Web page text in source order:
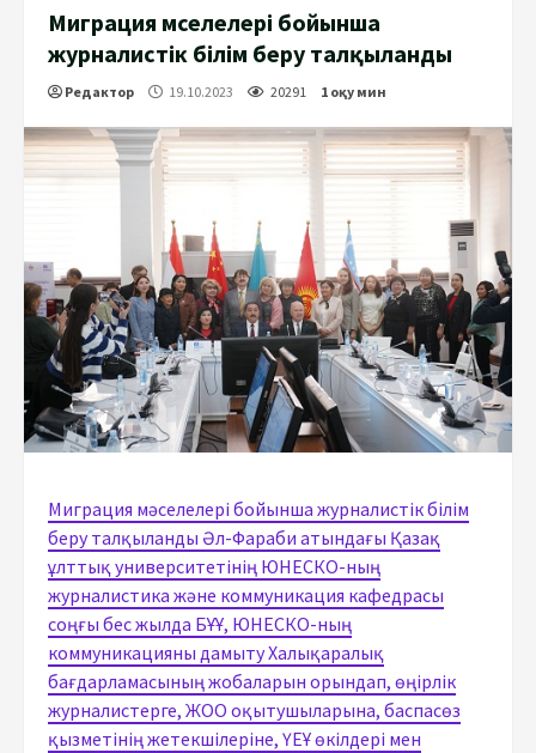
Миграция мәселелері бойынша
журналистік білім беру талқыланды
Редактор 19.10.2023 20291 1 оқу мин
Миграция мәселелері бойынша журналистік білім
беру талқыланды Әл-Фараби атындағы Қазақ
ұлттық университетінің ЮНЕСКО-ның
журналистика және коммуникация кафедрасы
соңғы бес жылда БҰҰ, ЮНЕСКО-ның
коммуникацияны дамыту Халықаралық
бағдарламасының жобаларын орындап, өңірлік
журналистерге, ЖОО оқытушыларына, баспасөз
қызметінің жетекшілеріне, ҮЕҰ өкілдері мен